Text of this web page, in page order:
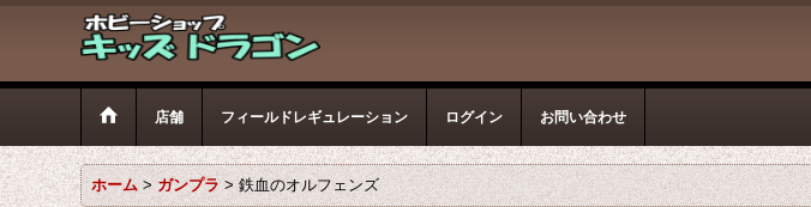
店舗 フィールドレギュレーション ログイン お問い合わせ
ホーム > ガンプラ > 鉄血のオルフェンズ